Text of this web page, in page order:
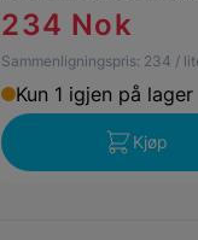
234 Nok
Sammenligningspris: 234 /
Kun 1 igjen på lager
Kjøp